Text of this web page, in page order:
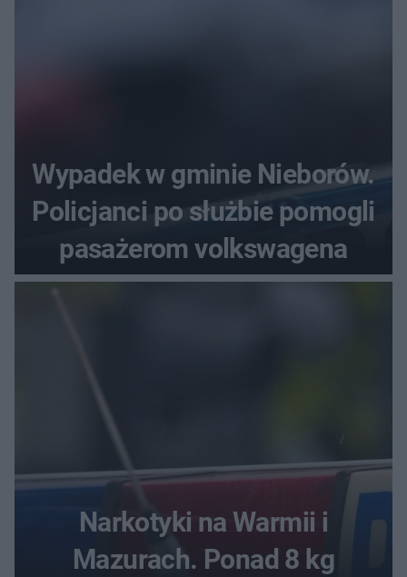
Wypadek w gminie Nieborów.
Policjanci po służbie pomogli
pasażerom volkswagena
Narkotyki na Warmii i
Mazurach. Ponad 8 kg